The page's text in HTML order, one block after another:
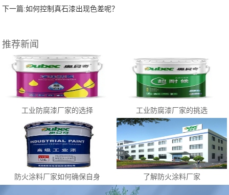
下一篇:如何控制真石漆出现色差呢？
推荐新闻
工业防腐漆厂家的选择 工业防腐漆厂家的挑选
防火涂料厂家如何确保自身
了解防火涂料厂家